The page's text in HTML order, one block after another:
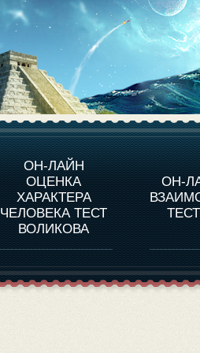
ОН-ЛАЙН
ОЦЕНКА
ХАРАКТЕРА
ЧЕЛОВЕКА ТЕСТ
ВОЛИКОВА
ОН-
О ПРОГРАММЕ
ОЦЕНКА ХАРАКТЕРA
ЧЕЛОВЕКА
ОЦЕНКА ХАРАКТЕРА
ВЫДАЮЩИХСЯ
ЛИЧНОСТЕЙ